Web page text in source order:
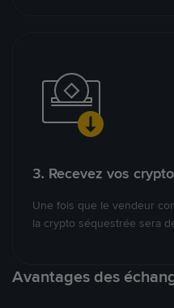
3. Recevez vos
Une fois que le vendeur
la crypto séquestrée sera
Avantages des